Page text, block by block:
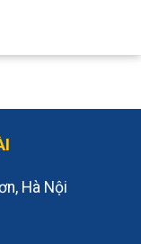
Hà Nội